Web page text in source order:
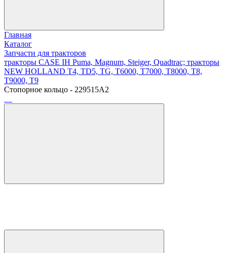
Главная
Каталог
Запчасти для тракторов
тракторы CASE IH Puma, Magnum, Steiger, Quadtrac; тракторы
NEW HOLLAND T4, TD5, TG, T6000, T7000, T8000, T8,
T9000, T9
Стопорное кольцо - 229515A2